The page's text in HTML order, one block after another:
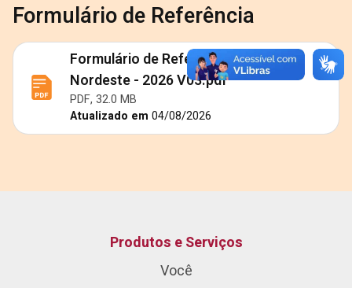
Formulário de Referência
Formulário de Referência - Banco do
Nordeste - 2026 V03.pdf
PDF, 32.0 MB
Atualizado em 04/08/2026
Produtos e Serviços
Você